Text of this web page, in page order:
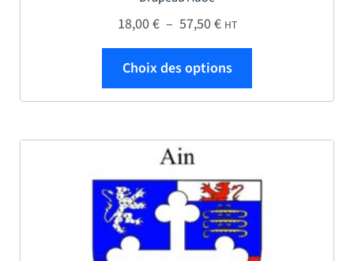
18,00€ – 57,50€Plage de prix : 18,00 €
HT
Choix des options